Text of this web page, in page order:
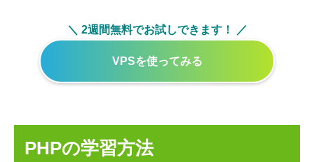
＼ 2週間無料でお試しできます！ ／
VPSを使ってみる
PHPの学習方法